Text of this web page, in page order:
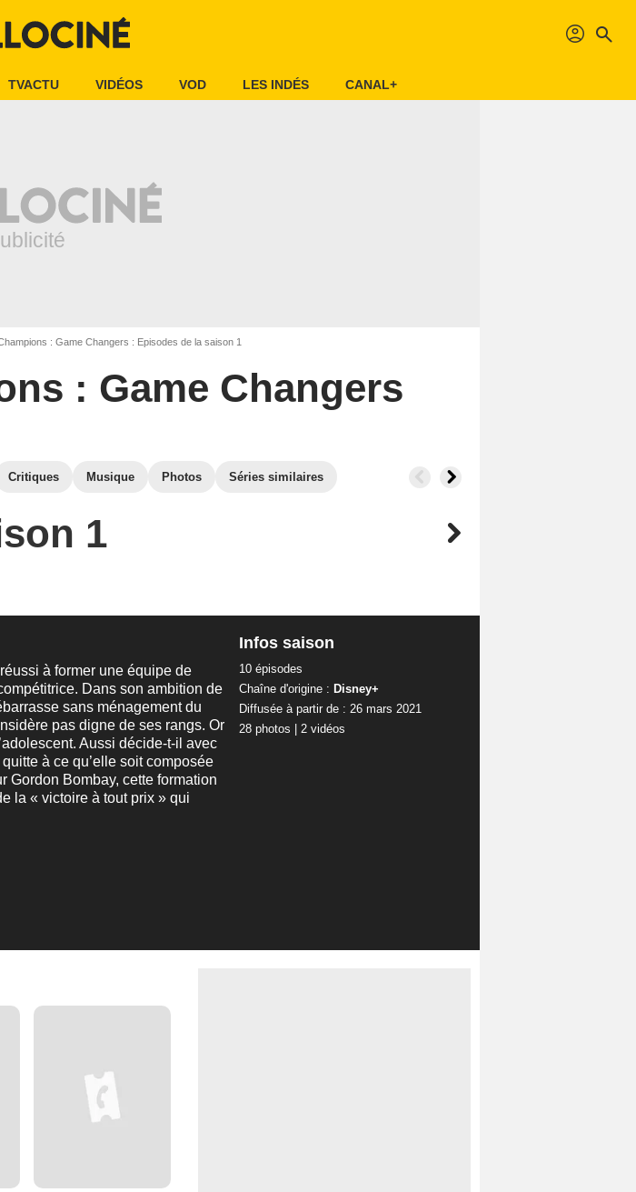
profil search
TVACTU VIDÉOS VOD LES INDÉS CANAL+
: Game Changers : Episodes de la saison 1
: Game Changers
Critiques Musique Photos Séries similaires
1
à former une équipe de
Dans son ambition de
sans ménagement du
pas digne de ses rangs. Or
Aussi décide-t-il avec
à ce qu’elle soit composée
Gordon Bombay, cette formation
la « victoire à tout prix » qui
Infos saison
10 épisodes
Chaîne d'origine : Disney+
Diffusée à partir de : 26 mars 2021
28 photos
2 vidéos